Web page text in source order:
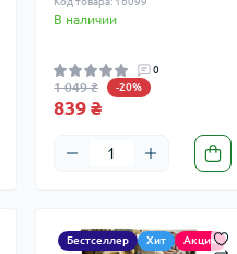
В наличии
0
1 049 ₴ -20%
839 ₴
Бестселлер Хит Акция